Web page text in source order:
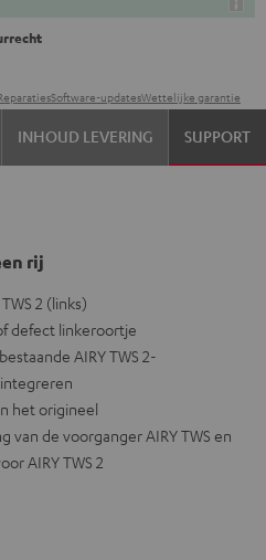
Software-updatesWettelijke garantie
INHOUD LEVERING SUPPORT
rij
2 (links)
defect linkeroortje
AIRY TWS 2-
het origineel
van de voorganger AIRY TWS en
AIRY TWS 2